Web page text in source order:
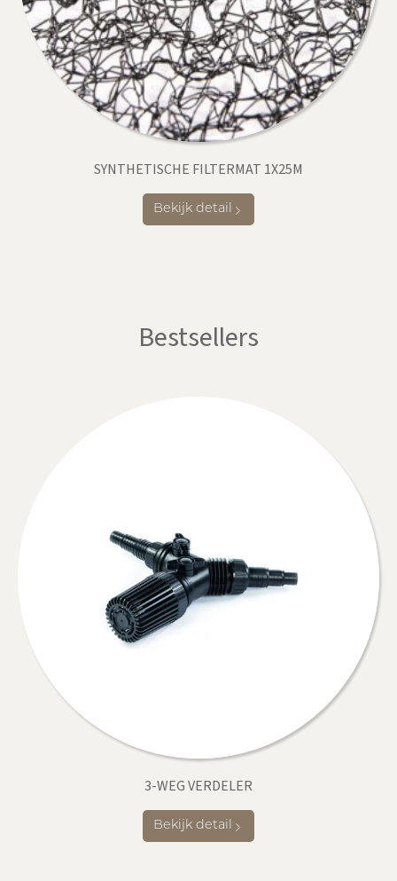
SYNTHETISCHE FILTERMAT 1X25M
Bekijk detail
Bestsellers
3-WEG VERDELER
Bekijk detail